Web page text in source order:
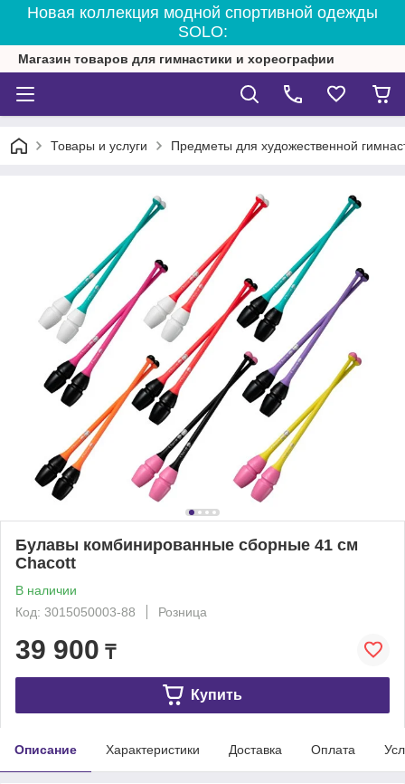
Новая коллекция модной спортивной одежды
SOLO:
Магазин товаров для гимнастики и хореографии
Товары и услуги Предметы для художественной
Булавы комбинированные сборные 41 см
Chacott
В наличии
Код: 3015050003-88
Розница
39 900 ₸
Купить
Описание Характеристики Доставка Оплата